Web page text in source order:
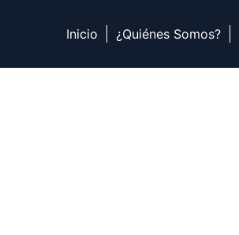
Inicio ¿Quiénes Somos?